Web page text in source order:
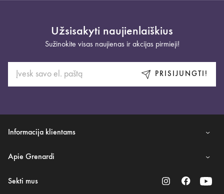
Užsisakyti naujienlaiškius
Sužinokite visas naujienas ir akcijas pirmieji!
PRISIJUNGTI!
Informacija klientams
Apie Grenardi
Sekti mus